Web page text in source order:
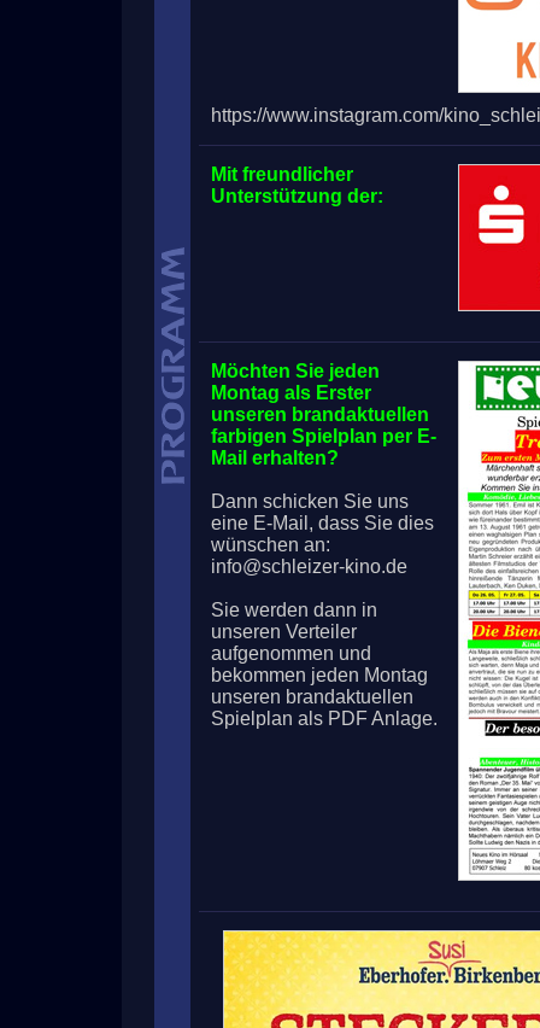
https://www.instagram.com/
Mit freundlicher
Unterstützung der:
Möchten Sie jeden
Montag als Erster
unseren brandaktuellen
farbigen Spielplan per E-
Mail erhalten?
Dann schicken Sie uns
eine E-Mail, dass Sie dies
wünschen an:
info@schleizer-kino.de
Sie werden dann in
unseren Verteiler
aufgenommen und
bekommen jeden Montag
unseren brandaktuellen
Spielplan als PDF Anlage.